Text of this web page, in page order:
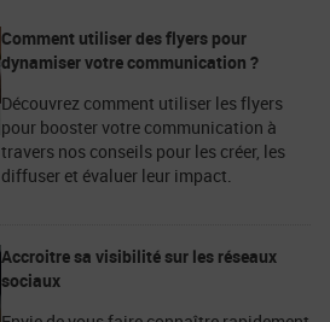
Comment utiliser des flyers pour
dynamiser votre communication ?
Découvrez comment utiliser les flyers
pour booster votre communication à
travers nos conseils pour les créer, les
diffuser et évaluer leur impact.
Accroitre sa visibilité sur les réseaux
sociaux